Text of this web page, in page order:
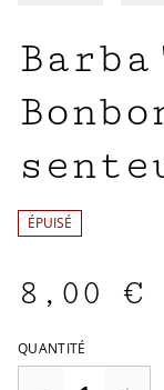
ÉPUISÉ
8,00 €
QUANTITÉ